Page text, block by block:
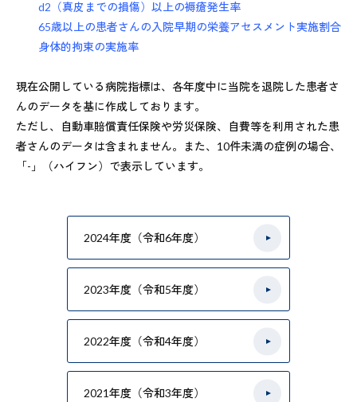
d2（真皮までの損傷）以上の褥瘡発生率
65歳以上の患者さんの入院早期の栄養アセスメント実施割合
身体的拘束の実施率
現在公開している病院指標は、各年度中に当院を退院した患者さ
んのデータを基に作成しております。
ただし、自動車賠償責任保険や労災保険、自費等を利用された患
者さんのデータは含まれません。また、10件未満の症例の場合、
「-」（ハイフン）で表示しています。
2024年度（令和6年度）
2023年度（令和5年度）
2022年度（令和4年度）
2021年度（令和3年度）